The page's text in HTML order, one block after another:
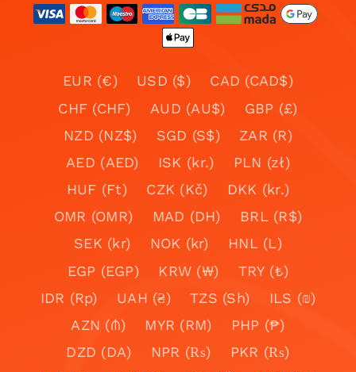
EUR (€) USD ($)
CAD (CAD$)
CHF (CHF)
AUD (AU$)
GBP (£)
NZD (NZ$)
SGD (S$)
ZAR (R)
AED (AED)
ISK (kr.)
PLN (zł)
HUF (Ft)
CZK (Kč)
DKK (kr.)
OMR (OMR)
MAD (DH)
BRL (R$)
SEK (kr)
NOK (kr)
HNL (L)
EGP (EGP)
KRW (₩)
TRY (₺)
IDR (Rp)
UAH (₴) TZS (Sh)
ILS (₪)
AZN (₼)
MYR (RM)
PHP (₱)
DZD (DA)
NPR (₨)
PKR (₨)